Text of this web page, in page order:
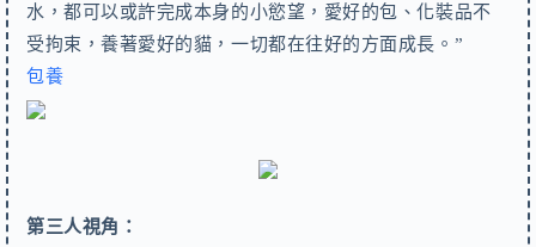
水，都可以或許完成本身的小慾望，愛好的包、化裝品不
受拘束，養著愛好的貓，一切都在往好的方面成長。”
包養
第三人視角：